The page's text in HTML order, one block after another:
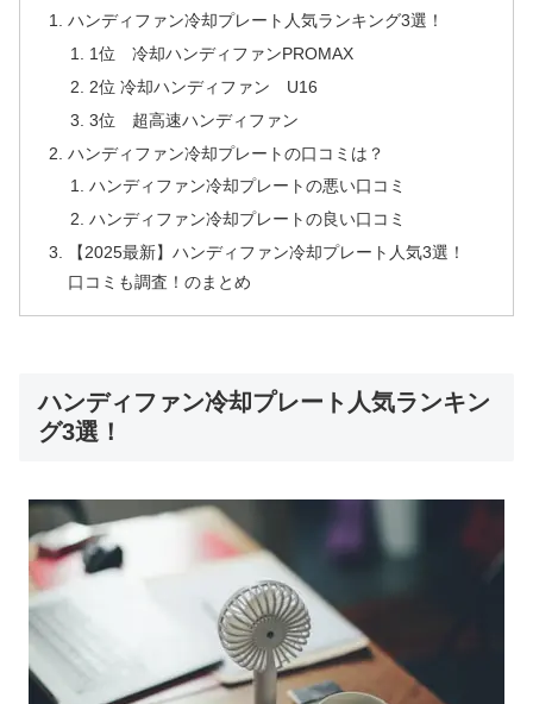
ハンディファン冷却プレート人気ランキング3選！
1位 冷却ハンディファンPROMAX
2位 冷却ハンディファン U16
3位 超高速ハンディファン
ハンディファン冷却プレートの口コミは？
ハンディファン冷却プレートの悪い口コミ
ハンディファン冷却プレートの良い口コミ
【2025最新】ハンディファン冷却プレート人気3選！
口コミも調査！のまとめ
ハンディファン冷却プレート人気ランキン
グ3選！